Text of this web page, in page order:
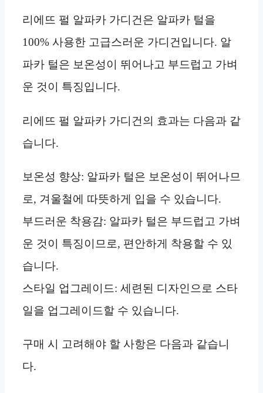
리에뜨 펄 알파카 가디건은 알파카 털을
100% 사용한 고급스러운 가디건입니다. 알
파카 털은 보온성이 뛰어나고 부드럽고 가벼
운 것이 특징입니다.
리에뜨 펄 알파카 가디건의 효과는 다음과 같
습니다.
보온성 향상: 알파카 털은 보온성이 뛰어나므
로, 겨울철에 따뜻하게 입을 수 있습니다.
부드러운 착용감: 알파카 털은 부드럽고 가벼
운 것이 특징이므로, 편안하게 착용할 수 있
습니다.
스타일 업그레이드: 세련된 디자인으로 스타
일을 업그레이드할 수 있습니다.
구매 시 고려해야 할 사항은 다음과 같습니
다.